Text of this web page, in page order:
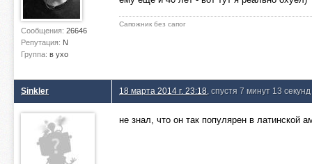
Сообщения: 26646
Репутация: N
Группа: в ухо
Сапожник без сапог
Sinkler 18 марта 2014 г. 23:18 , спустя 7 минут 13 секунд
не знал, что он так популярен в латинской